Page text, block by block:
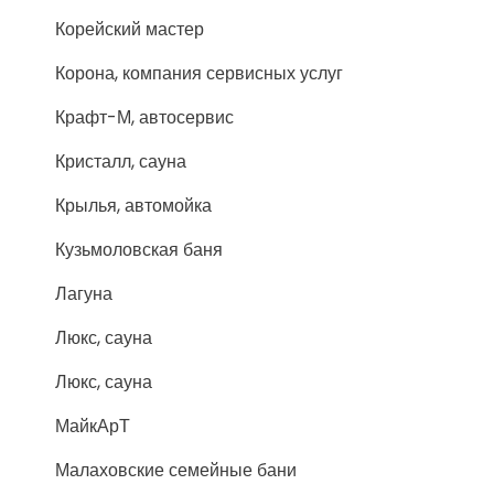
Корейский мастер
Корона, компания сервисных услуг
Крафт-М, автосервис
Кристалл, сауна
Крылья, автомойка
Кузьмоловская баня
Лагуна
Люкс, сауна
Люкс, сауна
МайкАрТ
Малаховские семейные бани